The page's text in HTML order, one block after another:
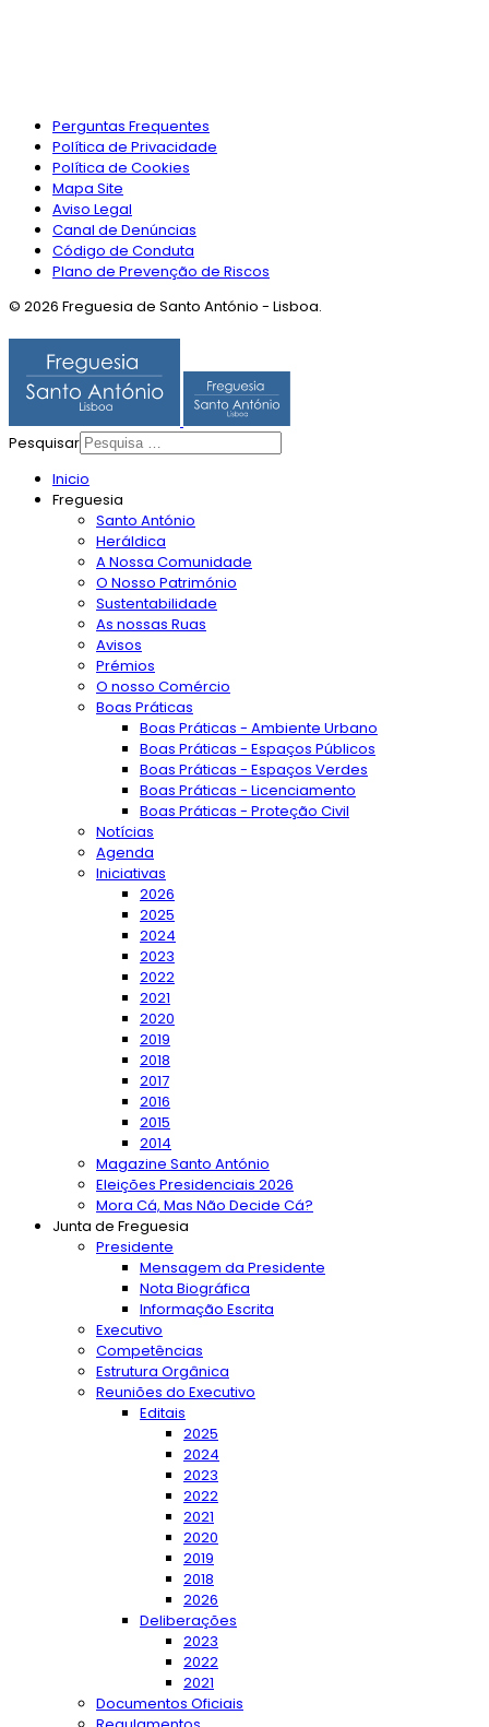
Perguntas Frequentes
Política de Privacidade
Política de Cookies
Mapa Site
Aviso Legal
Canal de Denúncias
Código de Conduta
Plano de Prevenção de Riscos
© 2026 Freguesia de Santo António - Lisboa.
Pesquisar
Inicio
Freguesia
Santo António
Heráldica
A Nossa Comunidade
O Nosso Património
Sustentabilidade
As nossas Ruas
Avisos
Prémios
O nosso Comércio
Boas Práticas
Boas Práticas - Ambiente Urbano
Boas Práticas - Espaços Públicos
Boas Práticas - Espaços Verdes
Boas Práticas - Licenciamento
Boas Práticas - Proteção Civil
Notícias
Agenda
Iniciativas
2026
2025
2024
2023
2022
2021
2020
2019
2018
2017
2016
2015
2014
Magazine Santo António
Eleições Presidenciais 2026
Mora Cá, Mas Não Decide Cá?
Junta de Freguesia
Presidente
Mensagem da Presidente
Nota Biográfica
Informação Escrita
Executivo
Competências
Estrutura Orgânica
Reuniões do Executivo
Editais
2025
2024
2023
2022
2021
2020
2019
2018
2026
Deliberações
2023
2022
2021
Documentos Oficiais